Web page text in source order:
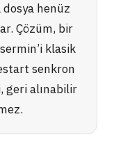
dosya henüz
Çözüm, bir
klasik
senkron
geri alınabilir